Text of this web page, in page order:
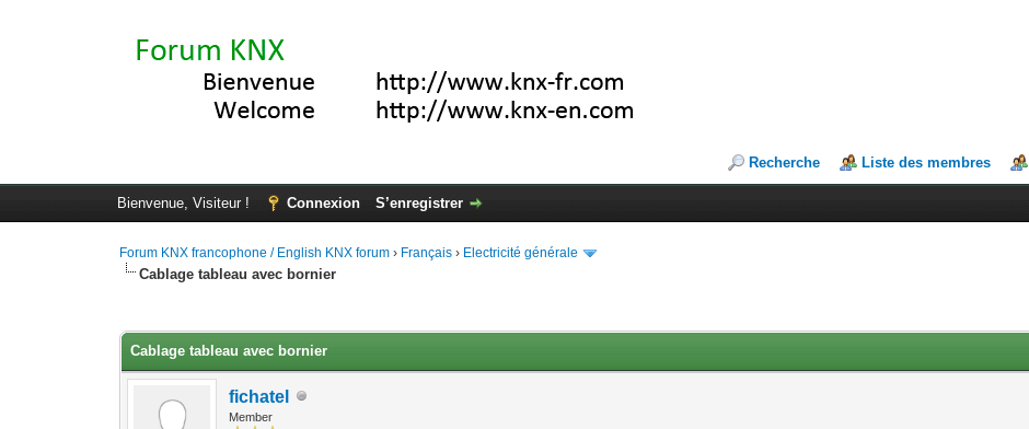
Recherche Liste des membres
Bienvenue, Visiteur ! Connexion S’enregistrer
Forum KNX francophone / English KNX forum › Français › Electricité générale
Cablage tableau avec bornier
Cablage tableau avec bornier
fichatel
Member